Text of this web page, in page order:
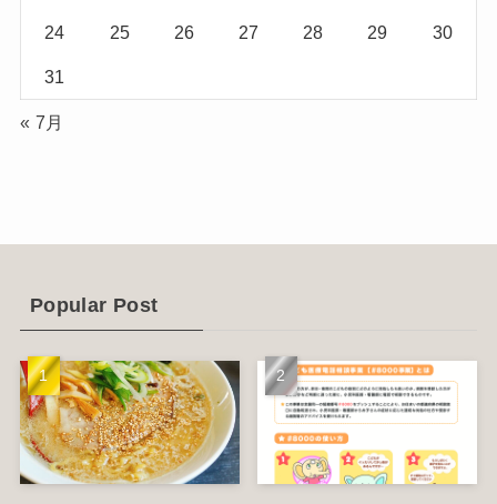
(2)
(4)
(5)
24 25 26 27 28 29 30
31
« 7月
Popular Post